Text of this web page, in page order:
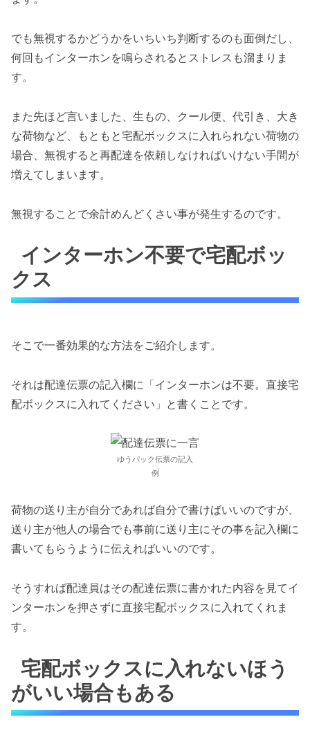
でも無視するかどうかをいちいち判断するのも面倒だし、
何回もインターホンを鳴らされるとストレスも溜まりま
す。
また先ほど言いました、生もの、クール便、代引き、大き
な荷物など、もともと宅配ボックスに入れられない荷物の
場合、無視すると再配達を依頼しなければいけない手間が
増えてしまいます。
無視することで余計めんどくさい事が発生するのです。
インターホン不要で宅配ボッ
クス
そこで一番効果的な方法をご紹介します。
それは配達伝票の記入欄に「インターホンは不要。直接宅
配ボックスに入れてください」と書くことです。
ゆうパック伝票の記入
例
荷物の送り主が自分であれば自分で書けばいいのですが、
送り主が他人の場合でも事前に送り主にその事を記入欄に
書いてもらうように伝えればいいのです。
そうすれば配達員はその配達伝票に書かれた内容を見てイ
ンターホンを押さずに直接宅配ボックスに入れてくれま
す。
宅配ボックスに入れないほう
がいい場合もある